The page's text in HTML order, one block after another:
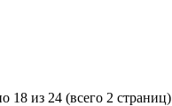
18 из 24 (всего 2 страниц)